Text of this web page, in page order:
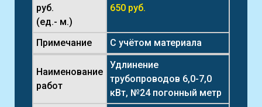
руб.
(ед.- м.)
650 руб.
Примечание С учётом материала
Наименование
работ
Удлинение
трубопроводов 6,0-7,0
кВт, №24 погонный метр